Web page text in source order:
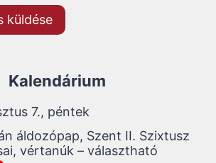
Kalendárium
7., péntek
áldozópap, Szent II. Szixtusz
vértanúk – választható